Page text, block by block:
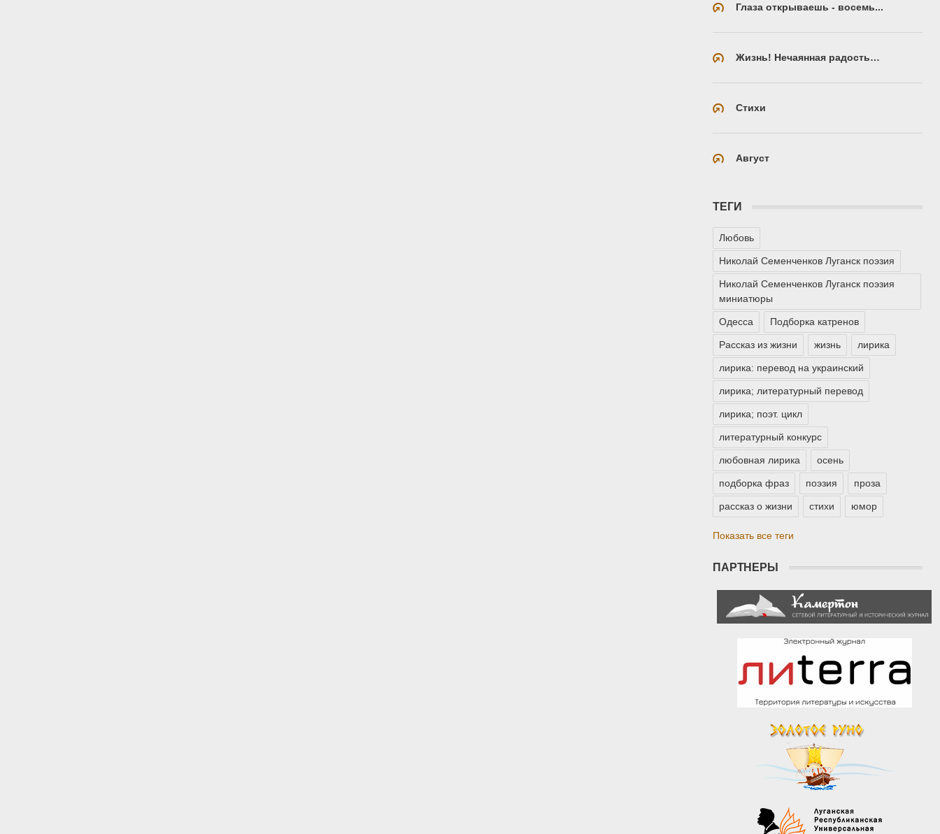
Глаза открываешь - восемь...
Жизнь! Нечаянная радость…
Стихи
Август
ТЕГИ
Любовь
Николай Семенченков Луганск поэзия
Николай Семенченков Луганск поэзия
миниатюры
Одесса Подборка катренов
Рассказ из жизни жизнь лирика
лирика: перевод на украинский
лирика; литературный перевод
лирика; поэт. цикл
литературный конкурс
любовная лирика осень
подборка фраз поэзия проза
рассказ о жизни стихи юмор
Показать все теги
ПАРТНЕРЫ